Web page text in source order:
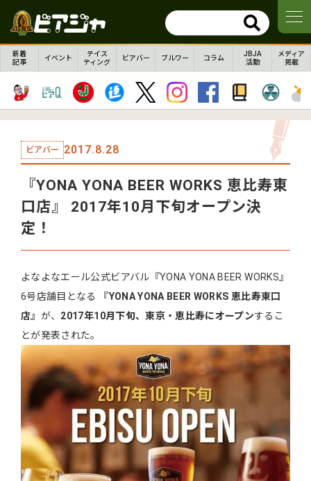
新着
記事
イベント
テイス
ティング
ビアバー ブルワー コラム
JBJA
活動
メディア
掲載
ビアバー 2017.8.28
『YONA YONA BEER WORKS 恵比寿東
口店』 2017年10月下旬オープン決
定！
よなよなエール公式ビアバル『YONA YONA BEER WORKS』
6号店舗目となる
『YONA YONA BEER WORKS 恵比寿東口
店』 が、 2017年10月下旬、東京・恵比寿にオープンするこ
とが発表された。